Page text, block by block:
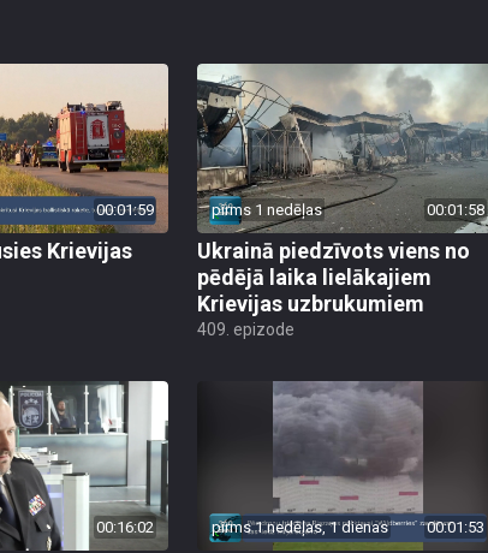
00:01:59
Krievijas
pirms 1 nedēļas 00:01:58
Ukrainā piedzīvots viens no
pēdējā laika lielākajiem
Krievijas uzbrukumiem
409. epizode
00:16:02 pirms 1 nedēļas, 1 dienas 00:01:53